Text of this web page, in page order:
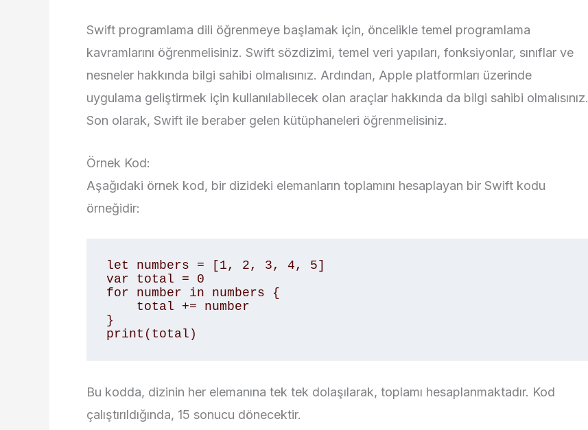
Swift programlama dili öğrenmeye başlamak için, öncelikle temel programlama
kavramlarını öğrenmelisiniz. Swift sözdizimi, temel veri yapıları, fonksiyonlar, sınıflar ve
nesneler hakkında bilgi sahibi olmalısınız. Ardından, Apple platformları üzerinde
uygulama geliştirmek için kullanılabilecek olan araçlar hakkında da bilgi sahibi olmalısınız.
Son olarak, Swift ile beraber gelen kütüphaneleri öğrenmelisiniz.
Örnek Kod:
Aşağıdaki örnek kod, bir dizideki elemanların toplamını hesaplayan bir Swift kodu
örneğidir:
let numbers = [1, 2, 3, 4, 5]
var total = 0
for number in numbers {
}
print(total)
Bu kodda, dizinin her elemanına tek tek dolaşılarak, toplamı hesaplanmaktadır. Kod
çalıştırıldığında, 15 sonucu dönecektir.